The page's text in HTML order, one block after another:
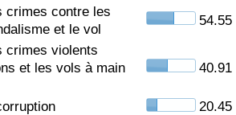
crimes contre les
et le vol
54.55
crimes violents
et les vols à main
40.91
20.45
par Pays